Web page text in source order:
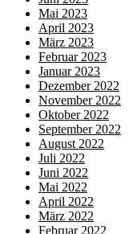
Mai 2023
April 2023
März 2023
Februar 2023
Januar 2023
Dezember 2022
November 2022
Oktober 2022
September 2022
August 2022
Juli 2022
Juni 2022
Mai 2022
April 2022
März 2022
Februar 2022